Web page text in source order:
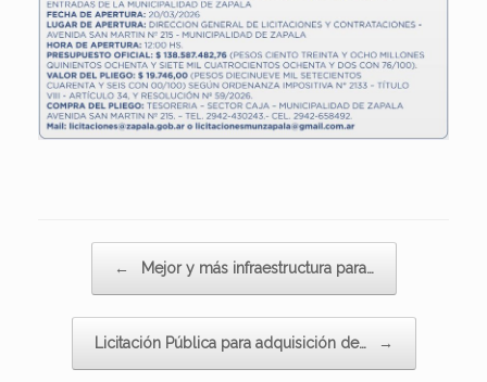
← Mejor y más infraestructura para…
Licitación Pública para adquisición de… →